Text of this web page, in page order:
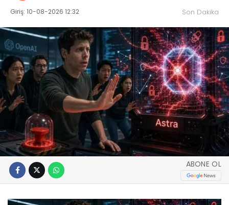
Giriş: 10-08-2026 12:32 Son Dakika
ABONE OL